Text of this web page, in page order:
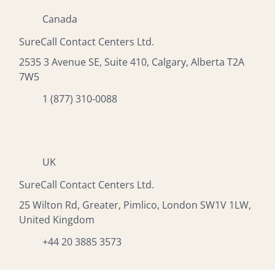
Canada
SureCall Contact Centers Ltd.
2535 3 Avenue SE, Suite 410, Calgary, Alberta T2A
7W5
1 (877) 310-0088
UK
SureCall Contact Centers Ltd.
25 Wilton Rd, Greater, Pimlico, London SW1V 1LW,
United Kingdom
+44 20 3885 3573